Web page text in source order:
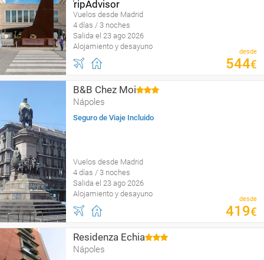
Vuelos desde Madrid
4 días / 3 noches
Salida el 23 ago 2026
Alojamiento y desayuno
desde
544€
B&B Chez Moi
Nápoles
Seguro de Viaje Incluido
Vuelos desde Madrid
4 días / 3 noches
Salida el 23 ago 2026
Alojamiento y desayuno
desde
419€
Residenza Echia
Nápoles